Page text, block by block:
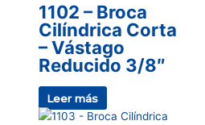
1102 – Broca
Cilíndrica Corta
– Vástago
Reducido 3/8″
Leer más